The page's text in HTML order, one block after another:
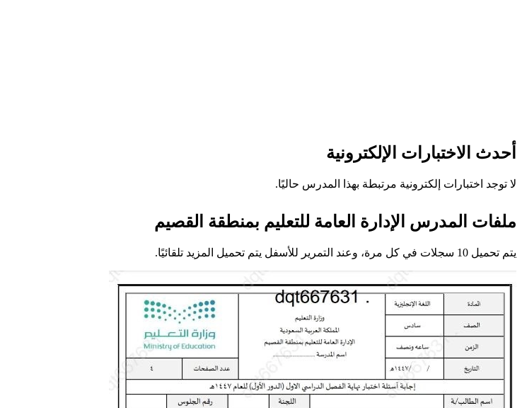
أحدث الاختبارات الإلكترونية
لا توجد اختبارات إلكترونية مرتبطة بهذا المدرس حاليًا.
ملفات المدرس الإدارة العامة للتعليم بمنطقة القصيم
يتم تحميل 10 سجلات في كل مرة، وعند التمرير للأسفل يتم تحميل المزيد تلقائيًا.